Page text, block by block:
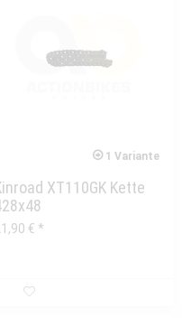
1 Variante
XT110GK Kette
€ *